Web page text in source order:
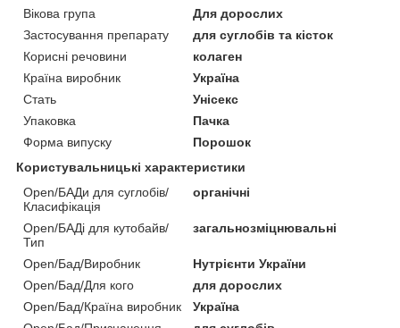
Вікова група
Для дорослих
Застосування препарату
для суглобів та кісток
Корисні речовини
колаген
Країна виробник
Україна
Стать
Унісекс
Упаковка
Пачка
Форма випуску
Порошок
Користувальницькі характеристики
Open/БАДи для суглобів/
Класифікація
органічні
Open/БАДі для кутобайв/
Тип
загальнозміцнювальні
Open/Бад/Виробник
Нутрієнти України
Open/Бад/Для кого
для дорослих
Open/Бад/Країна виробник
Україна